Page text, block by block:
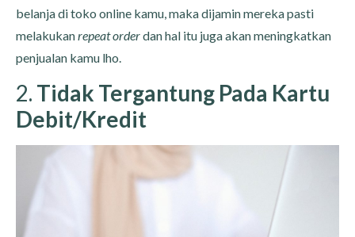
belanja di toko online kamu, maka dijamin mereka pasti
melakukanrepeat orderdan hal itu juga akan meningkatkan
penjualan kamu lho.
2. Tidak Tergantung Pada Kartu
Debit/Kredit